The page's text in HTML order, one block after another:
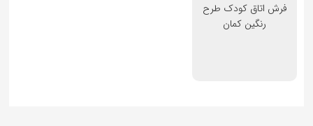
فرش اتاق کودک طرح
رنگین کمان